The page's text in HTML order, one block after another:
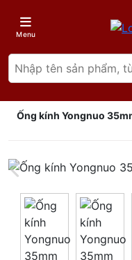
Menu
Ống kính Yongnuo